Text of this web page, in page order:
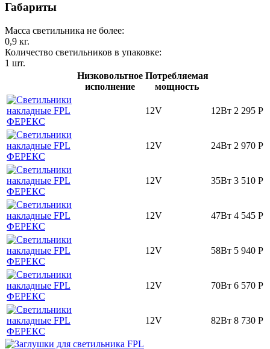
Габариты
Масса светильника не более:
0,9 кг.
Количество светильников в упаковке:
1 шт.
Низковольтное
исполнение
Потребляемая
мощность
12V 12Вт 2 295 Р
12V 24Вт 2 970 Р
12V 35Вт 3 510 Р
12V 47Вт 4 545 Р
12V 58Вт 5 940 Р
12V 70Вт 6 570 Р
12V 82Вт 8 730 Р